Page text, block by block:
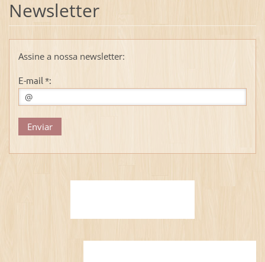
Newsletter
Assine a nossa newsletter:
E-mail *: